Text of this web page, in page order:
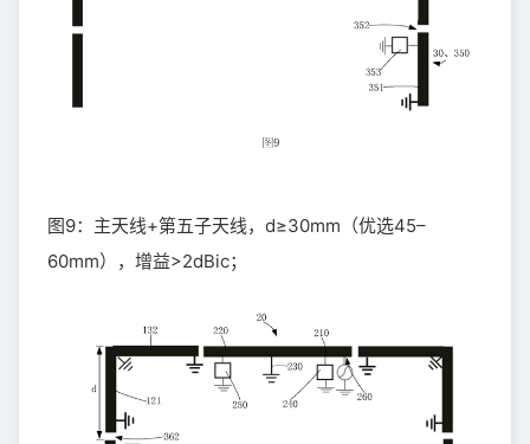
图9：主天线+第五子天线，d≥30mm（优选45–
60mm），增益>2dBic；